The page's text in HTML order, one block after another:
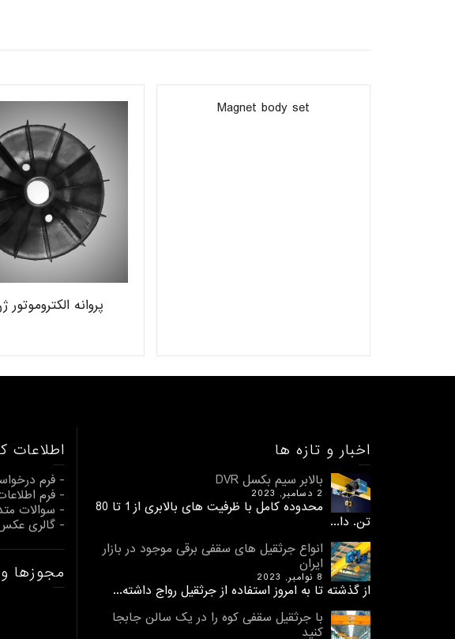
Magnet body set
پروانه الکتروموتور ژن
اخبار و تازه ها
بالابر سیم بکسل DVR
2 دسامبر, 2023
محدوده کامل با ظرفیت های بالابری از 1 تا 80
تن. دا...
انواع جرثقیل های سقفی برقی موجود در بازار
ایران
8 نوامبر, 2023
از گذشته تا به امروز استفاده از جرثقیل رواج داشته...
با جرثقیل سقفی کوه را در یک سالن جابجا
کنید
اطلاعات
- فرم
- فرم
- سوالات
- گالری
مجوزها